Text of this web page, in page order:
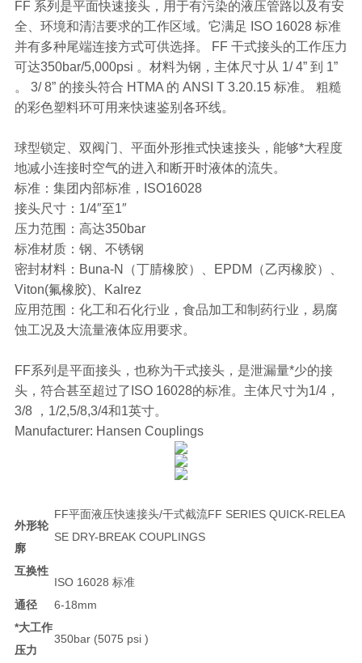
FF 系列是平面快速接头，用于有污染的液压管路以及有安
全、环境和清洁要求的工作区域。它满足 ISO 16028 标准
并有多种尾端连接方式可供选择。 FF 干式接头的工作压力
可达350bar/5,000psi 。材料为钢，主体尺寸从 1/ 4” 到 1”
。 3/ 8” 的接头符合 HTMA 的 ANSI T 3.20.15 标准。 粗糙
的彩色塑料环可用来快速鉴别各环线。
球型锁定、双阀门、平面外形推式快速接头，能够*大程度
地减小连接时空气的进入和断开时液体的流失。
标准：集团内部标准，ISO16028
接头尺寸：1/4″至1″
压力范围：高达350bar
标准材质：钢、不锈钢
密封材料：Buna-N（丁腈橡胶）、EPDM（乙丙橡胶）、
Viton(氟橡胶)、Kalrez
应用范围：化工和石化行业，食品加工和制药行业，易腐
蚀工况及大流量液体应用要求。
FF系列是平面接头，也称为干式接头，是泄漏量*少的接
头，符合甚至超过了ISO 16028的标准。主体尺寸为1/4，
3/8 ，1/2,5/8,3/4和1英寸。
Manufacturer: Hansen Couplings
外形轮
廓
互换性
FF平面液压快速接头/干式截流FF SERIES QUICK-RELEA
SE DRY-BREAK COUPLINGS
ISO 16028 标准
通径
6-18mm
*大工作
压力
350bar (5075 psi )